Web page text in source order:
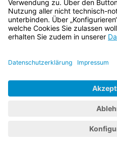
Bayern.de
BayernPortal
Impressum